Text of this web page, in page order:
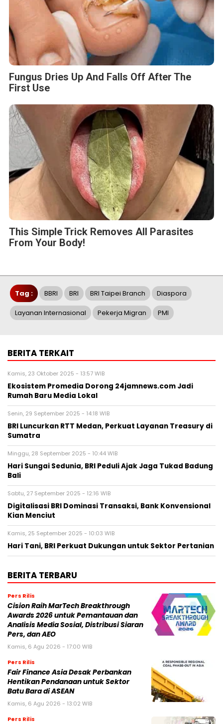
Fungus Dries Up And Falls Off After The
First Use
This Simple Trick Removes All Parasites
From Your Body!
Tag : BBRI BRI BRI Taipei Branch Diaspora
Layanan Internasional Pekerja Migran PMI
BERITA TERKAIT
Kamis, 23 Oktober 2025 - 13:57 WIB
Ekosistem Promedia Dorong 24jamnews.com Jadi
Rumah Baru Media Lokal
Senin, 29 September 2025 - 14:18 WIB
BRI Luncurkan RTT Medan, Perkuat Layanan Treasury di
Sumatra
Minggu, 28 September 2025 - 10:44 WIB
Hari Sungai Sedunia, BRI Peduli Ajak Jaga Tukad Badung
Bali
Sabtu, 27 September 2025 - 12:16 WIB
Digitalisasi BRI Dominasi Transaksi, Bank Konvensional
Kian Menciut
Kamis, 25 September 2025 - 10:03 WIB
Hari Tani, BRI Perkuat Dukungan untuk Sektor Pertanian
BERITA TERBARU
Pers Rilis
Cision Raih MarTech Breakthrough
Awards 2026 untuk Pemantauan dan
Analisis Media Sosial, Distribusi Siaran
Pers, dan AEO
Kamis, 6 Agu 2026 - 17:00 WIB
Pers Rilis
Fair Finance Asia Desak Perbankan
Hentikan Pendanaan untuk Sektor
Batu Bara di ASEAN
Kamis, 6 Agu 2026 - 13:02 WIB
Pers Rilis